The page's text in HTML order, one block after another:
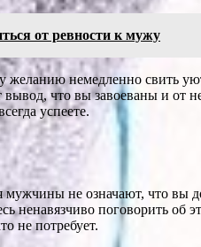
от ревности к мужу
желанию немедленно свить
вывод, что вы завоеваны и от
успеете.
не означают, что вы
ненавязчиво поговорить об
не потребует.